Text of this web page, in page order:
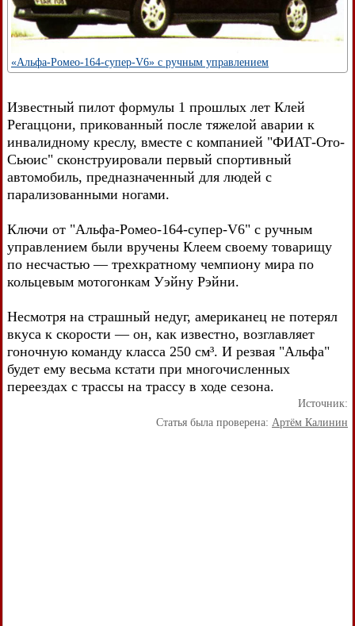
«Альфа-Ромео-164-супер-V6» с ручным управлением
Известный пилот формулы 1 прошлых лет Клей
Регаццони, прикованный после тяжелой аварии к
инвалидному креслу, вместе с компанией "ФИАТ-Ото-
Сьюис" сконструировали первый спортивный
автомобиль, предназначенный для людей с
парализованными ногами.
Ключи от "Альфа-Ромео-164-супер-V6" с ручным
управлением были вручены Клеем своему товарищу
по несчастью — трехкратному чемпиону мира по
кольцевым мотогонкам Уэйну Рэйни.
Несмотря на страшный недуг, американец не потерял
вкуса к скорости — он, как известно, возглавляет
гоночную команду класса 250 см³. И резвая "Альфа"
будет ему весьма кстати при многочисленных
переездах с трассы на трассу в ходе сезона.
Источник:
Статья была проверена: Артём Калинин